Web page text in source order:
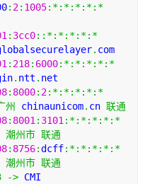
: 2: 1005:*:*:*:*:*
: 3cc0::*:*:*:*:*
. com
: 218: 6000:*:*:*:*:*
. ntt . net
: 8000: 2:*:*:*:*:*
州 chinaunicom. cn 联通
: 8001: 3101:*:*:*:*:*
潮州市 联通
: 8756:dcff:*:*:*:*:*
潮州市 联通
-> CMI